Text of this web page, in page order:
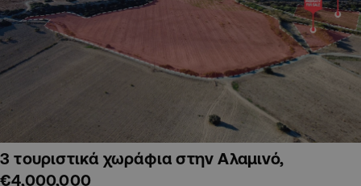
3 τουριστικά χωράφια στην Αλαμινό,
€4,000,000